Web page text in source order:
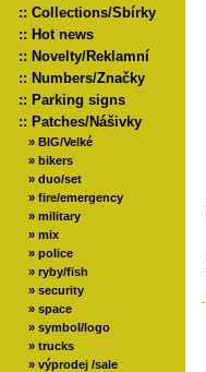
:: Collections/Sbírky
:: Hot news
:: Novelty/Reklamní
:: Numbers/Značky
:: Parking signs
:: Patches/Nášivky
» BIG/Velké
» bikers
» duo/set
» fire/emergency
» military
» mix
» police
» ryby/fish
» security
» space
» symbol/logo
» trucks
» výprodej /sale